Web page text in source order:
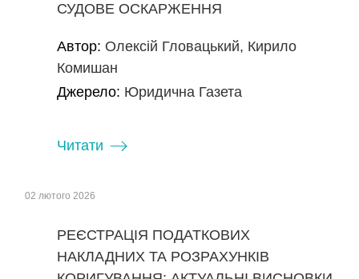
СУДОВЕ ОСКАРЖЕННЯ
Автор: Олексій Гловацький, Кирило
Комишан
Джерело: Юридична Газета
Читати
02 лютого 2026
РЕЄСТРАЦІЯ ПОДАТКОВИХ
НАКЛАДНИХ ТА РОЗРАХУНКІВ